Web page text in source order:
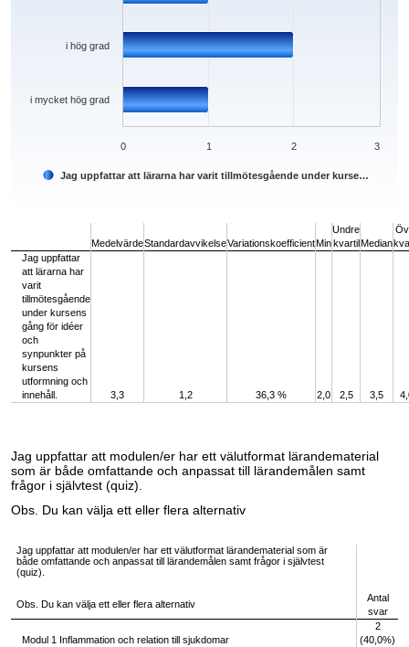
Jag uppfattar att lärarna har varit tillmötesgående under kurse…
i mycket hög grad
i hög grad
0 1 2 3
MedelvärdeStandardavvikelseVariationskoefficientMin
Undre
kvartil Median
Jag uppfattar
att lärarna har
varit
tillmötesgående
under kursens
gång för idéer
och
synpunkter på
kursens
utformning och
innehåll.
3,3 1,2 36,3 % 2,0 2,5 3,5
Jag uppfattar att modulen/er har ett välutformat lärandematerial
som är både omfattande och anpassat till lärandemålen samt
frågor i självtest (quiz).
Obs. Du kan välja ett eller flera alternativ
Jag uppfattar att modulen/er har ett välutformat lärandematerial som är
både omfattande och anpassat till lärandemålen samt frågor i självtest
(quiz).
Obs. Du kan välja ett eller flera alternativ
Antal
svar
Modul 1 Inflammation och relation till sjukdomar
2
(40,0%)